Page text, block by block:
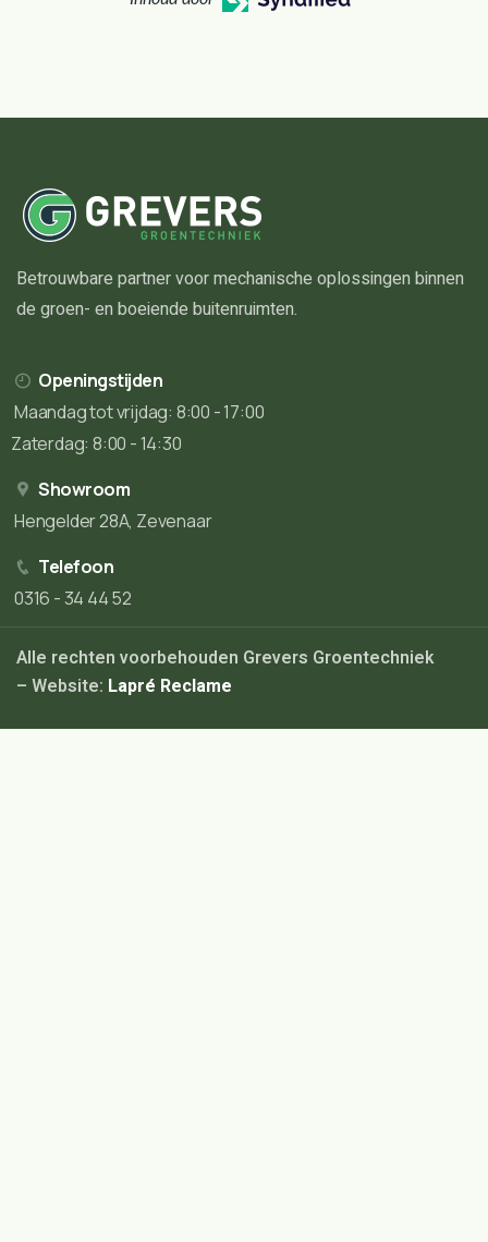
Betrouwbare partner voor mechanische oplossingen binnen
de groen- en boeiende buitenruimten.
Openingstijden
Maandag tot vrijdag: 8:00 - 17:00
Zaterdag: 8:00 - 14:30
Showroom
Hengelder 28A, Zevenaar
Telefoon
0316 - 34 44 52
Alle rechten voorbehouden Grevers Groentechniek
– Website: Lapré Reclame